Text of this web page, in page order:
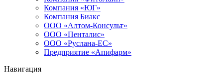
Компания «ЮГ»
Компания Биакс
ООО «Алтом-Консульт»
ООО «Пенталис»
ООО «Руслана-ЕС»
Предприятие «Апифарм»
Навигация